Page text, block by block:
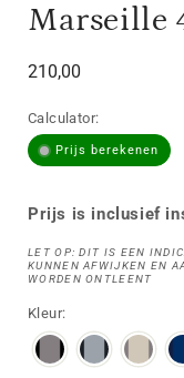
Marseille
Normale
210,00
Calculator:
Prijs berekenen
Prijs is inclusief
LET OP: DIT IS EEN
KUNNEN AFWIJKEN EN
WORDEN ONTLEENT
Kleur: